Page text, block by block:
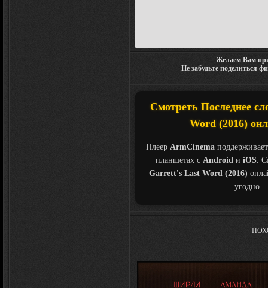
Желаем Вам
Не забудьте поделиться
Смотреть Последнее
Word (2016)
Плеер ArmCinema
планшетах с Androidи iOS.
Garrett's Last Word (2016)
угодно